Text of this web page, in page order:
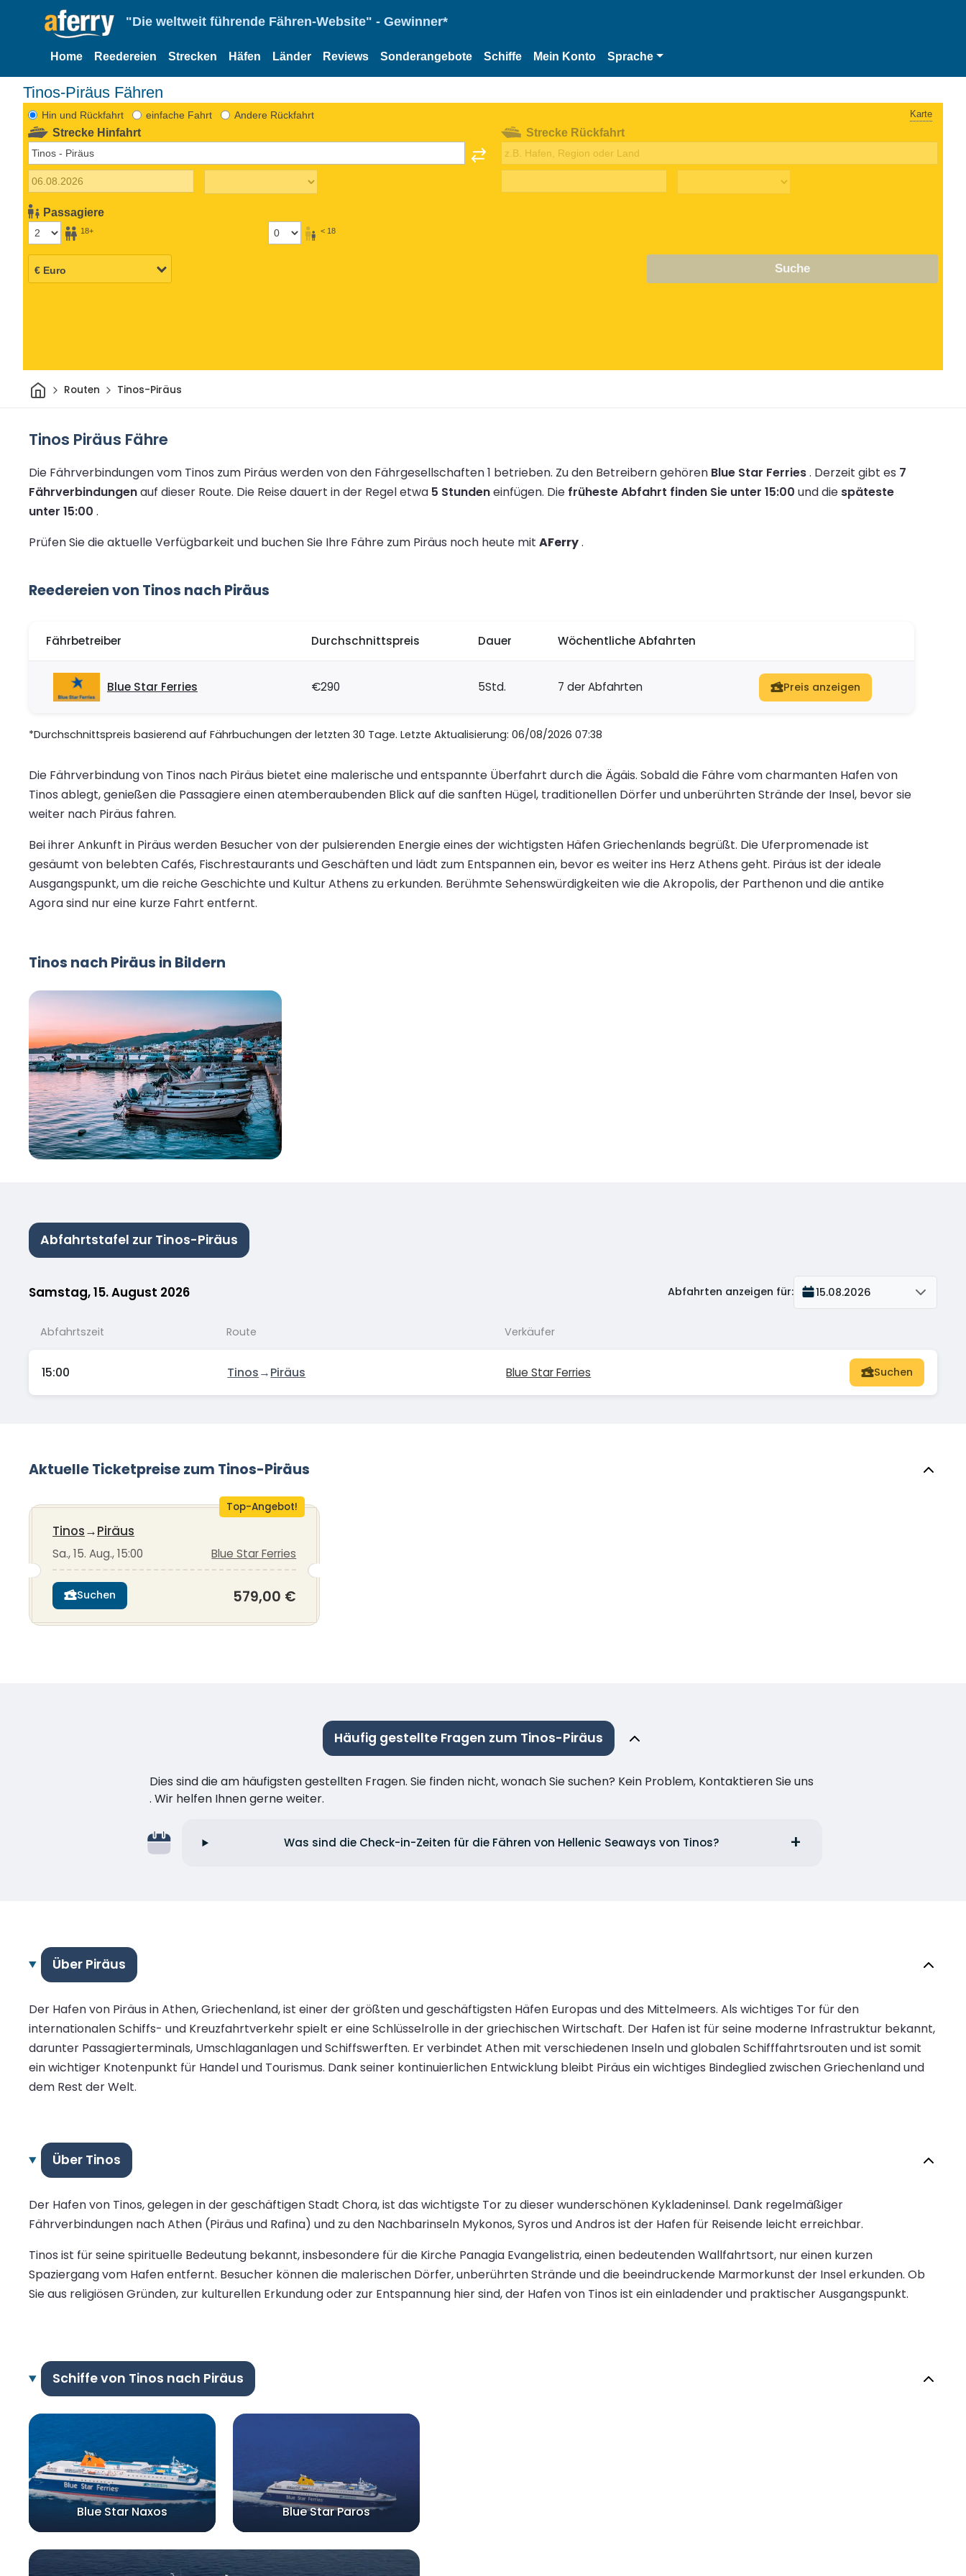
"Die weltweit führende Fähren-Website" - Gewinner*
Home Reedereien Strecken Häfen Länder Reviews Sonderangebote Schiffe Mein Konto Sprache
Tinos-Piräus Fähren
Hin und Rückfahrt einfache Fahrt Andere Rückfahrt Karte
Strecke Hinfahrt
Passagiere
18+ < 18
Strecke Rückfahrt
Suche
HeimRouten Tinos-Piräus
Tinos Piräus Fähre
Die Fährverbindungen vom Tinos zum Piräus werden von den Fährgesellschaften 1 betrieben. Zu den Betreibern gehören Blue Star Ferries. Derzeit gibt es 7
Fährverbindungenauf dieser Route. Die Reise dauert in der Regel etwa 5 Stundeneinfügen. Die früheste Abfahrt finden Sie unter 15:00 und die späteste
unter 15:00 .
Prüfen Sie die aktuelle Verfügbarkeit und buchen Sie Ihre Fähre zum Piräus noch heute mit AFerry.
Reedereien von Tinos nach Piräus
Fährbetreiber Durchschnittspreis Dauer Wöchentliche Abfahrten
Blue Star Ferries €290 5Std. 7 der Abfahrten Preis anzeigen
*Durchschnittspreis basierend auf Fährbuchungen der letzten 30 Tage. Letzte Aktualisierung: 06/08/2026 07:38
Die Fährverbindung von Tinos nach Piräus bietet eine malerische und entspannte Überfahrt durch die Ägäis. Sobald die Fähre vom charmanten Hafen von
Tinos ablegt, genießen die Passagiere einen atemberaubenden Blick auf die sanften Hügel, traditionellen Dörfer und unberührten Strände der Insel, bevor sie
weiter nach Piräus fahren.
Bei ihrer Ankunft in Piräus werden Besucher von der pulsierenden Energie eines der wichtigsten Häfen Griechenlands begrüßt. Die Uferpromenade ist
gesäumt von belebten Cafés, Fischrestaurants und Geschäften und lädt zum Entspannen ein, bevor es weiter ins Herz Athens geht. Piräus ist der ideale
Ausgangspunkt, um die reiche Geschichte und Kultur Athens zu erkunden. Berühmte Sehenswürdigkeiten wie die Akropolis, der Parthenon und die antike
Agora sind nur eine kurze Fahrt entfernt.
Tinos nach Piräus in Bildern
Abfahrtstafel zur Tinos-Piräus
Samstag, 15. August 2026 Abfahrten anzeigen für: 15.08.2026
Abfahrtszeit Route Verkäufer
15:00 Tinos→Piräus Blue Star Ferries Suchen
Aktuelle Ticketpreise zum Tinos-Piräus
Top-Angebot!
Tinos→Piräus
Sa., 15. Aug., 15:00 Blue Star Ferries
Suchen 579,00 €
Häufig gestellte Fragen zum Tinos-Piräus
Dies sind die am häufigsten gestellten Fragen. Sie finden nicht, wonach Sie suchen? Kein Problem, Kontaktieren Sie uns
. Wir helfen Ihnen gerne weiter.
Was sind die Check-in-Zeiten für die Fähren von Hellenic Seaways von Tinos?
Über Piräus
Der Hafen von Piräus in Athen, Griechenland, ist einer der größten und geschäftigsten Häfen Europas und des Mittelmeers. Als wichtiges Tor für den
internationalen Schiffs- und Kreuzfahrtverkehr spielt er eine Schlüsselrolle in der griechischen Wirtschaft. Der Hafen ist für seine moderne Infrastruktur bekannt,
darunter Passagierterminals, Umschlaganlagen und Schiffswerften. Er verbindet Athen mit verschiedenen Inseln und globalen Schifffahrtsrouten und ist somit
ein wichtiger Knotenpunkt für Handel und Tourismus. Dank seiner kontinuierlichen Entwicklung bleibt Piräus ein wichtiges Bindeglied zwischen Griechenland und
dem Rest der Welt.
Über Tinos
Der Hafen von Tinos, gelegen in der geschäftigen Stadt Chora, ist das wichtigste Tor zu dieser wunderschönen Kykladeninsel. Dank regelmäßiger
Fährverbindungen nach Athen (Piräus und Rafina) und zu den Nachbarinseln Mykonos, Syros und Andros ist der Hafen für Reisende leicht erreichbar.
Tinos ist für seine spirituelle Bedeutung bekannt, insbesondere für die Kirche Panagia Evangelistria, einen bedeutenden Wallfahrtsort, nur einen kurzen
Spaziergang vom Hafen entfernt. Besucher können die malerischen Dörfer, unberührten Strände und die beeindruckende Marmorkunst der Insel erkunden. Ob
Sie aus religiösen Gründen, zur kulturellen Erkundung oder zur Entspannung hier sind, der Hafen von Tinos ist ein einladender und praktischer Ausgangspunkt.
Schiffe von Tinos nach Piräus
Blue Star Naxos Blue Star Paros